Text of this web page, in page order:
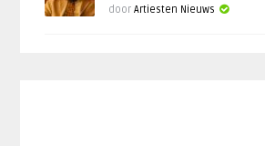
doorArtiesten Nieuws